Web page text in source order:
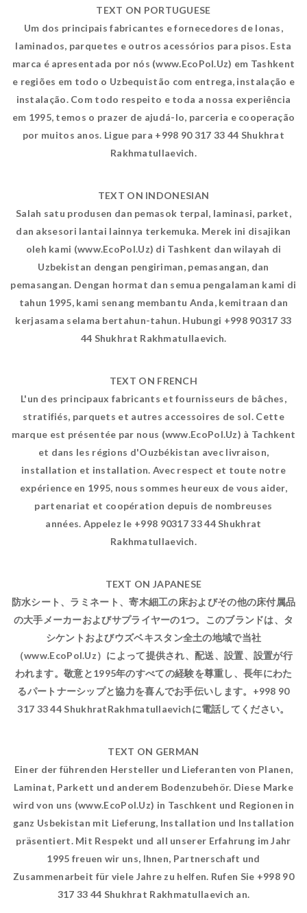
TEXT ON PORTUGUESE
Um dos principais fabricantes e fornecedores de lonas,
laminados, parquetes e outros acessórios para pisos. Esta
marca é apresentada por nós (www.EcoPol.Uz) em Tashkent
e regiões em todo o Uzbequistão com entrega, instalação e
instalação. Com todo respeito e toda a nossa experiência
em 1995, temos o prazer de ajudá-lo, parceria e cooperação
por muitos anos. Ligue para +998 90 317 33 44 Shukhrat
Rakhmatullaevich.
TEXT ON INDONESIAN
Salah satu produsen dan pemasok terpal, laminasi, parket,
dan aksesori lantai lainnya terkemuka. Merek ini disajikan
oleh kami (www.EcoPol.Uz) di Tashkent dan wilayah di
Uzbekistan dengan pengiriman, pemasangan, dan
pemasangan. Dengan hormat dan semua pengalaman kami di
tahun 1995, kami senang membantu Anda, kemitraan dan
kerjasama selama bertahun-tahun. Hubungi +998 90317 33
44 Shukhrat Rakhmatullaevich.
TEXT ON FRENCH
L'un des principaux fabricants et fournisseurs de bâches,
stratifiés, parquets et autres accessoires de sol. Cette
marque est présentée par nous (www.EcoPol.Uz) à Tachkent
et dans les régions d'Ouzbékistan avec livraison,
installation et installation. Avec respect et toute notre
expérience en 1995, nous sommes heureux de vous aider,
partenariat et coopération depuis de nombreuses
années. Appelez le +998 90317 33 44 Shukhrat
Rakhmatullaevich.
TEXT ON JAPANESE
防水シート、ラミネート、寄木細工の床およびその他の床付属品
の大手メーカーおよびサプライヤーの1つ。このブランドは、タ
シケントおよびウズベキスタン全土の地域で当社
（www.EcoPol.Uz）によって提供され、配送、設置、設置が行
われます。敬意と1995年のすべての経験を尊重し、長年にわた
るパートナーシップと協力を喜んでお手伝いします。+998 90
317 33 44 ShukhratRakhmatullaevichに電話してください。
TEXT ON GERMAN
Einer der führenden Hersteller und Lieferanten von Planen,
Laminat, Parkett und anderem Bodenzubehör. Diese Marke
wird von uns (www.EcoPol.Uz) in Taschkent und Regionen in
ganz Usbekistan mit Lieferung, Installation und Installation
präsentiert. Mit Respekt und all unserer Erfahrung im Jahr
1995 freuen wir uns, Ihnen, Partnerschaft und
Zusammenarbeit für viele Jahre zu helfen. Rufen Sie +998 90
317 33 44 Shukhrat Rakhmatullaevich an.